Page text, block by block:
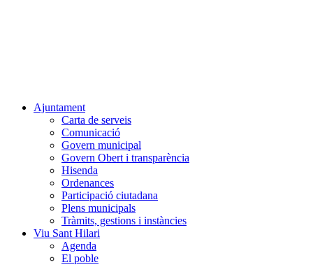
Ajuntament
Carta de serveis
Comunicació
Govern municipal
Govern Obert i transparència
Hisenda
Ordenances
Participació ciutadana
Plens municipals
Tràmits, gestions i instàncies
Viu Sant Hilari
Agenda
El poble